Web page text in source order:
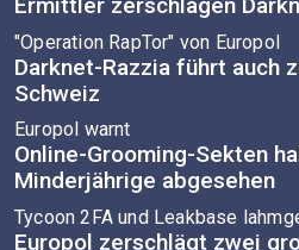
"Operation RapTor" von Europol
Darknet-Razzia führt auch
Schweiz
Europol warnt
Online-Grooming-Sekten
Minderjährige abgesehen
Tycoon 2FA und Leakbase
Europol zerschlägt zwei